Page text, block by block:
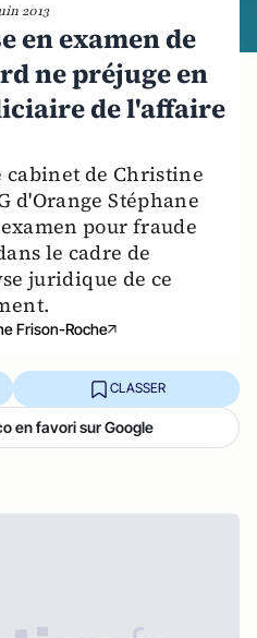
2013
en examen de
ne préjuge en
de l'affaire
de Christine
d'Orange Stéphane
pour fraude
le cadre de
juridique de ce
Frison-Roche
CLASSER
en favori sur Google